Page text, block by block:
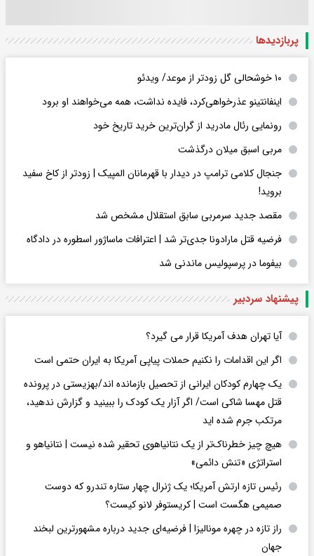
پربازدید‌ها
۱۰ خوشحالی گل زودتر از موعد/ ویدئو
اینفانتینو عذرخواهی‌کرد، فایده نداشت، همه می‌خواهند او برود
رونمایی رئال مادرید از گران‌ترین خرید تاریخ خود
مربی اسبق میلان درگذشت
جنجال کلامی ترامپ در دیدار با قهرمانان المپیک | زودتر از کاخ سفید
بروید!
مقصد جدید سرمربی سابق استقلال مشخص شد
فرضیه قتل مارادونا جدی‌تر شد | اعترافات ماساژور اسطوره در دادگاه
بیفوما در پرسپولیس ماندنی شد
پیشنهاد سردبیر
آیا تهران هدف آمریکا قرار می گیرد؟
اگر این اقدامات را نکنیم حملات پیاپی آمریکا به ایران حتمی است
یک چهارم کودکان ایرانی از تحصیل بازمانده اند/بهزیستی در پرونده
قتل مهسا شاکی است/ اگر آزار یک کودک را ببینید و گزارش ندهید،
مرتکب جرم شده اید
هیچ چیز خطرناک‌تر از یک نتانیاهوی تحقیر شده نیست | نتانیاهو و
استراتژی «تنش دائمی»
رئیس تازه ارتش آمریکا؛ یک ژنرال چهار ستاره تندرو که دوست
صمیمی هگست است | کریستوفر لانو کیست؟
راز تازه در چهره مونالیزا | فرضیه‌ای جدید درباره مشهورترین لبخند
جهان